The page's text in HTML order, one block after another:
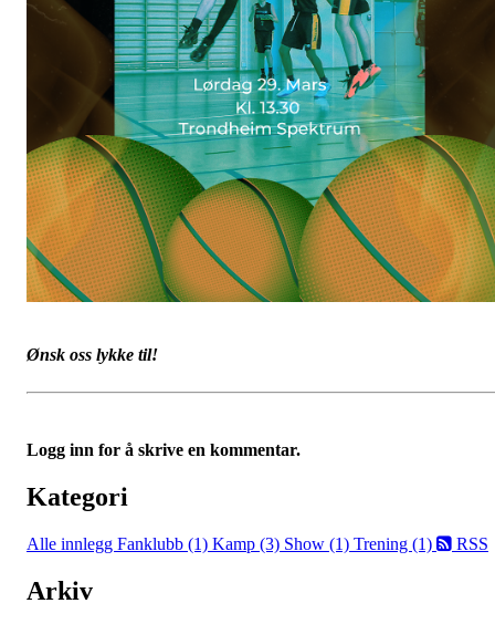
Ønsk oss lykke til!
Logg inn for å skrive en kommentar.
Kategori
Alle innlegg Fanklubb (1) Kamp (3) Show (1) Trening (1) RSS
Arkiv